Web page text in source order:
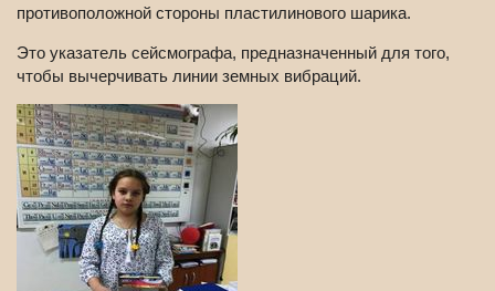
противоположной стороны пластилинового шарика.
Это указатель сейсмографа, предназначенный для того,
чтобы вычерчивать линии земных вибраций.